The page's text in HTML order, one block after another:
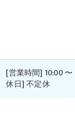
[営業時間] 10:00
休日] 不定休